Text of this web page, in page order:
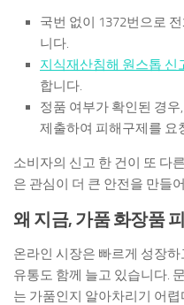
국번 없이 1372번으로
니다.
지식재산침해 원스톱 신
합니다.
정품 여부가 확인된 경
제출하여 피해구제를 요
소비자의 신고 한 건이 또 다
은 관심이 더 큰 안전을 만들
왜 지금, 가품 화장품
온라인 시장은 빠르게 성장
유통도 함께 늘고 있습니다.
는 가품인지 알아차리기 어